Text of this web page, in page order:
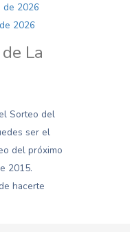
de 2026
2026
La
Sorteo del
ser el
del próximo
2015.
hacerte